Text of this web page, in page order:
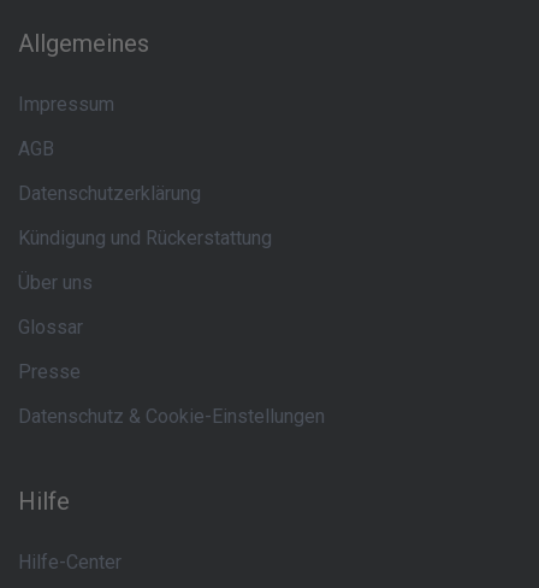
Allgemeines
Impressum
AGB
Datenschutzerklärung
Kündigung und Rückerstattung
Über uns
Glossar
Presse
Datenschutz & Cookie-Einstellungen
Hilfe
Hilfe-Center